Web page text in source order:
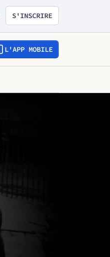
S'INSCRIRE
L'APP MOBILE